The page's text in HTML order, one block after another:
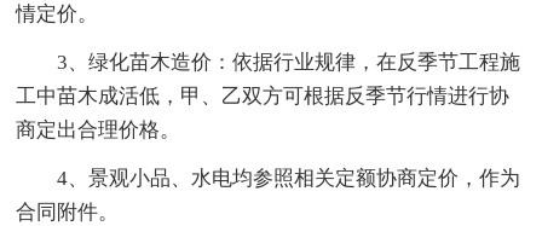
情定价。
3、绿化苗木造价：依据行业规律，在反季节工程施
工中苗木成活低，甲、乙双方可根据反季节行情进行协
商定出合理价格。
4、景观小品、水电均参照相关定额协商定价，作为
合同附件。